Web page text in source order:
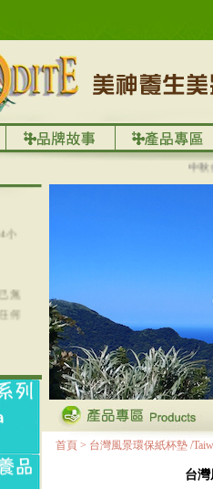
中秋優
太
管
點
～
，請
無
何
为
首頁 > 台灣風景環保紙杯墊 /
台灣